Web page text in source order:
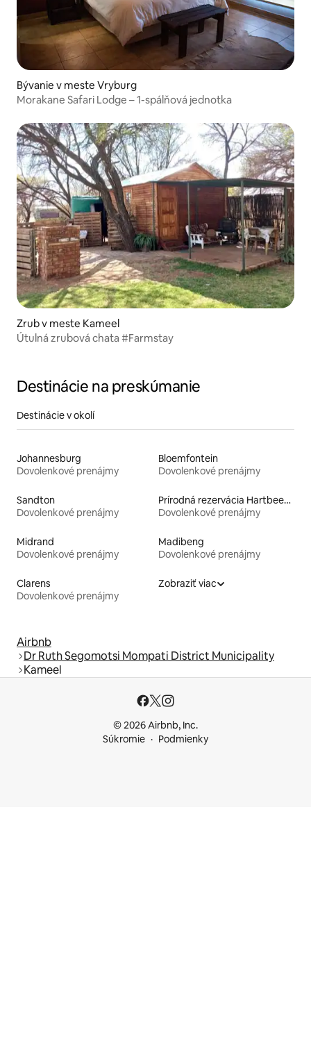
Bývanie v meste Vryburg
Morakane Safari Lodge – 1-spálňová jednotka
Zrub v meste Kameel
Útulná zrubová chata #Farmstay
Destinácie na preskúmanie
Destinácie v okolí
Johannesburg
Dovolenkové prenájmy
Bloemfontein
Dovolenkové prenájmy
Sandton
Dovolenkové prenájmy
Prírodná rezervácia Hartbeespoort Dam
Dovolenkové prenájmy
Midrand
Dovolenkové prenájmy
Madibeng
Dovolenkové prenájmy
Clarens
Dovolenkové prenájmy
Zobraziť viac
Airbnb
Dr Ruth Segomotsi Mompati District Municipality
Kameel
© 2026 Airbnb, Inc.
Súkromie
Podmienky